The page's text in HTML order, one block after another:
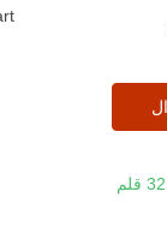
32 قلم